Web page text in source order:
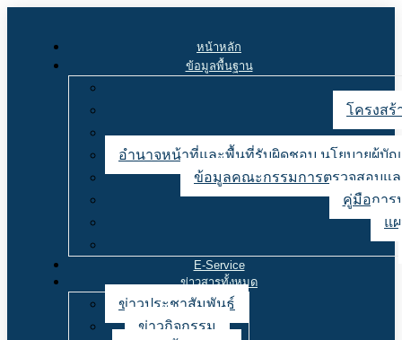
หน้าหลัก
ข้อมูลพื้นฐาน
โครงสร้
อำนาจหน้าที่และพื้นที่รับผิดชอบ นโยบายผู้บั
ข้อมูลคณะกรรมการตรวจสอบแล
คู่มือการ
แ
E-Service
ข่าวสารทั้งหมด
ข่าวประชาสัมพันธ์
ข่าวกิจกรรม